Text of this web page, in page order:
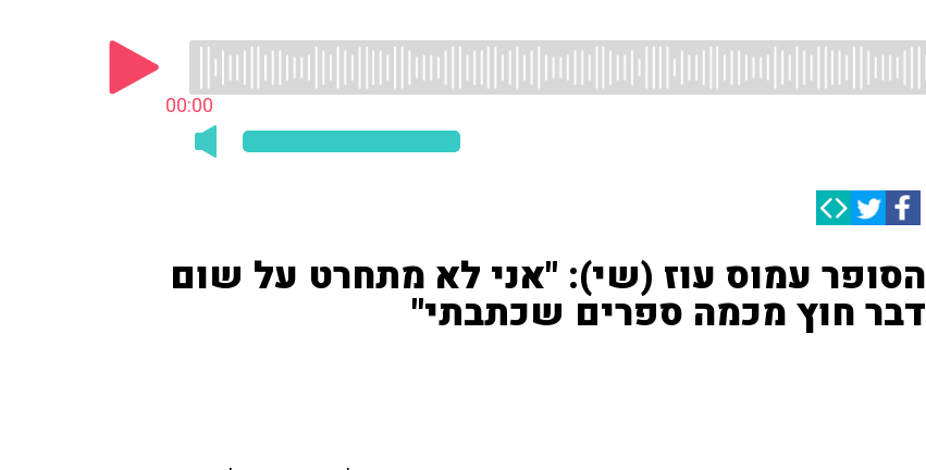
00:00
הסופר עמוס עוז (שי): "אני לא מתחרט על שום
דבר חוץ מכמה ספרים שכתבתי"